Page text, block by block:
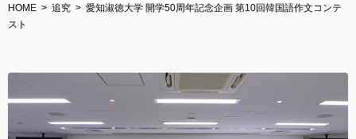
HOME 追究
愛知淑徳大学 開学50周年記念企画 第10回韓国語作文コンテ
スト